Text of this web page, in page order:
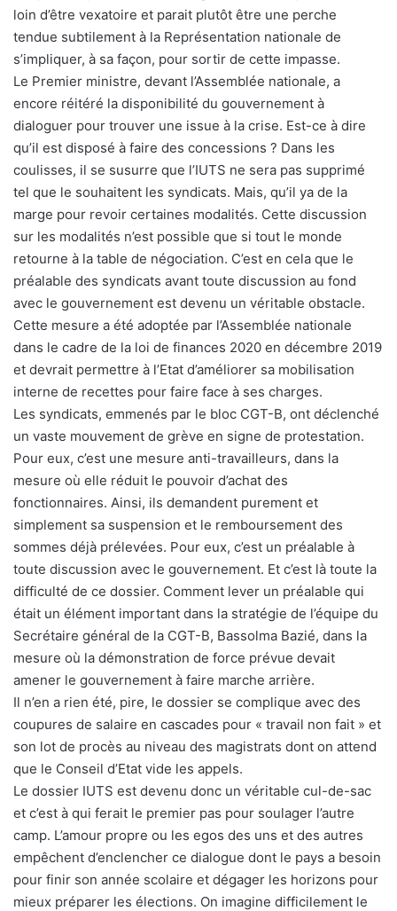
loin d’être vexatoire et parait plutôt être une perche
tendue subtilement à la Représentation nationale de
s’impliquer, à sa façon, pour sortir de cette impasse.
Le Premier ministre, devant l’Assemblée nationale, a
encore réitéré la disponibilité du gouvernement à
dialoguer pour trouver une issue à la crise. Est-ce à dire
qu’il est disposé à faire des concessions ? Dans les
coulisses, il se susurre que l’IUTS ne sera pas supprimé
tel que le souhaitent les syndicats. Mais, qu’il ya de la
marge pour revoir certaines modalités. Cette discussion
sur les modalités n’est possible que si tout le monde
retourne à la table de négociation. C’est en cela que le
préalable des syndicats avant toute discussion au fond
avec le gouvernement est devenu un véritable obstacle.
Cette mesure a été adoptée par l’Assemblée nationale
dans le cadre de la loi de finances 2020 en décembre 2019
et devrait permettre à l’Etat d’améliorer sa mobilisation
interne de recettes pour faire face à ses charges.
Les syndicats, emmenés par le bloc CGT-B, ont déclenché
un vaste mouvement de grève en signe de protestation.
Pour eux, c’est une mesure anti-travailleurs, dans la
mesure où elle réduit le pouvoir d’achat des
fonctionnaires. Ainsi, ils demandent purement et
simplement sa suspension et le remboursement des
sommes déjà prélevées. Pour eux, c’est un préalable à
toute discussion avec le gouvernement. Et c’est là toute la
difficulté de ce dossier. Comment lever un préalable qui
était un élément important dans la stratégie de l’équipe du
Secrétaire général de la CGT-B, Bassolma Bazié, dans la
mesure où la démonstration de force prévue devait
amener le gouvernement à faire marche arrière.
Il n’en a rien été, pire, le dossier se complique avec des
coupures de salaire en cascades pour « travail non fait » et
son lot de procès au niveau des magistrats dont on attend
que le Conseil d’Etat vide les appels.
Le dossier IUTS est devenu donc un véritable cul-de-sac
et c’est à qui ferait le premier pas pour soulager l’autre
camp. L’amour propre ou les egos des uns et des autres
empêchent d’enclencher ce dialogue dont le pays a besoin
pour finir son année scolaire et dégager les horizons pour
mieux préparer les élections. On imagine difficilement le